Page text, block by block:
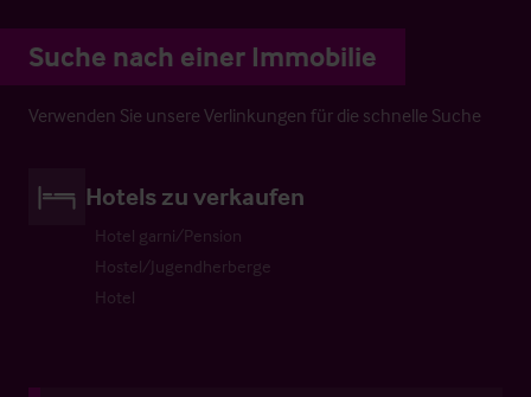
Suche nach einer Immobilie
Verwenden Sie unsere Verlinkungen für die schnelle Suche
Hotels zu verkaufen
Hotel garni/Pension
Hostel/Jugendherberge
Hotel